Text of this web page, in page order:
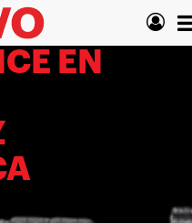
EN